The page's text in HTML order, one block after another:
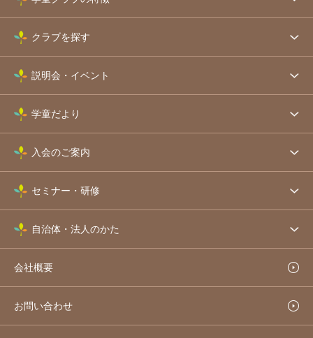
クラブを探す
説明会・イベント
学童だより
入会のご案内
セミナー・研修
自治体・法人のかた
会社概要
お問い合わせ